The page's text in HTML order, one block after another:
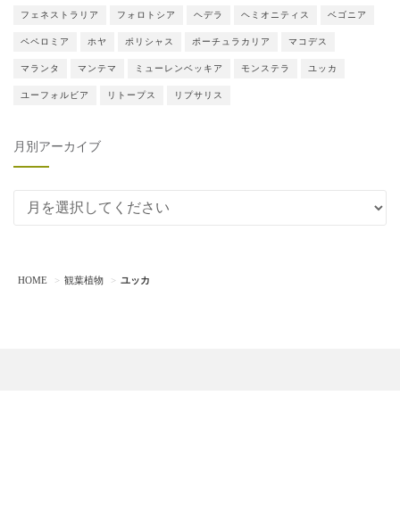
フェネストラリア フォロトシア ヘデラ ヘミオニティス ベゴニア
ペペロミア ホヤ ポリシャス ポーチュラカリア マコデス
マランタ マンテマ ミューレンベッキア モンステラ ユッカ
ユーフォルビア リトープス リプサリス
月別アーカイブ
月別アーカイブ
HOME 観葉植物 ユッカ